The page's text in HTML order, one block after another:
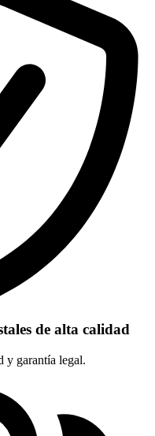
de alta calidad
y garantía legal.